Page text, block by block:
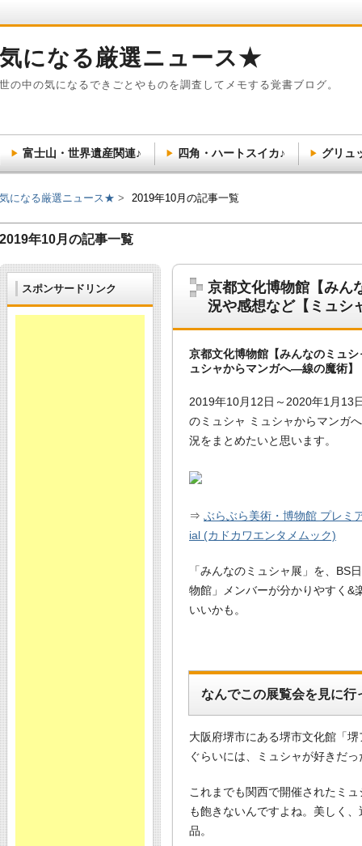
2019年10月の記事一覧
京都文化博物館【みん
況や感想など【ミュ
京都文化博物館【みんなのミュ
ュシャからマンガへ―線の魔術】
2019年10月12日～2020年1月13
のミュシャ ミュシャからマンガ
況をまとめたいと思います。
⇒ ぶらぶら美術・博物館 プレミ
ial (カドカワエンタメムック)
「みんなのミュシャ展」を、BS
物館」メンバーが分かりやすく&
いいかも。
なんでこの展覧会を見に行
大阪府堺市にある堺市文化館「
ぐらいには、ミュシャが好きだ
これまでも関西で開催されたミ
も飽きないんですよね。美しく
品。
スポンサードリンク
気になる厳選ニュース★ 2019年10月の記事一覧
気になる厳選ニュース★
世の中の気になるできごとやものを調査してメモする覚書ブログ。
富士山・世界遺産関連♪ 四角・ハートスイカ♪ グリュ